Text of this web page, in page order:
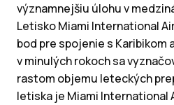
významnejšiu úlohu v
Letisko Miami International
bod pre spojenie s Karibikom
v minulých rokoch sa
rastom objemu leteckých
letiska je Miami International